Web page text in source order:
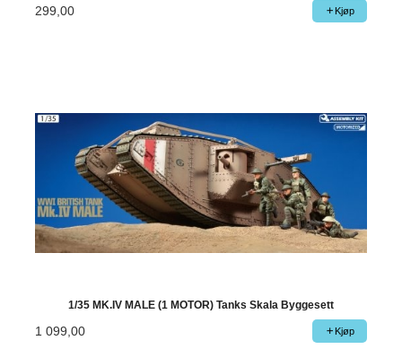
299,00 Kjøp
1/35 MK.IV MALE (1 MOTOR) Tanks Skala Byggesett
1 099,00 Kjøp